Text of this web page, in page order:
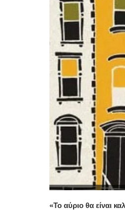
«Το αύριο θα είναι